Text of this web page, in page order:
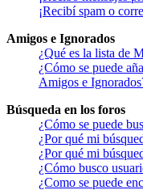
¡Recibí spam o
Amigos e Ignorados
¿Qué es la lista de
¿Cómo se puede
Amigos e
Búsqueda en los foros
¿Cómo se puede
¿Por qué mi
¿Por qué mi
¿Cómo busco
¿Como se puede